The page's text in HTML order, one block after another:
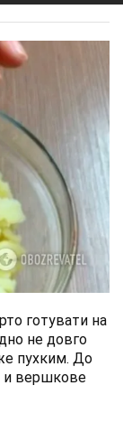
готувати на
не довго
пухким. До
и вершкове